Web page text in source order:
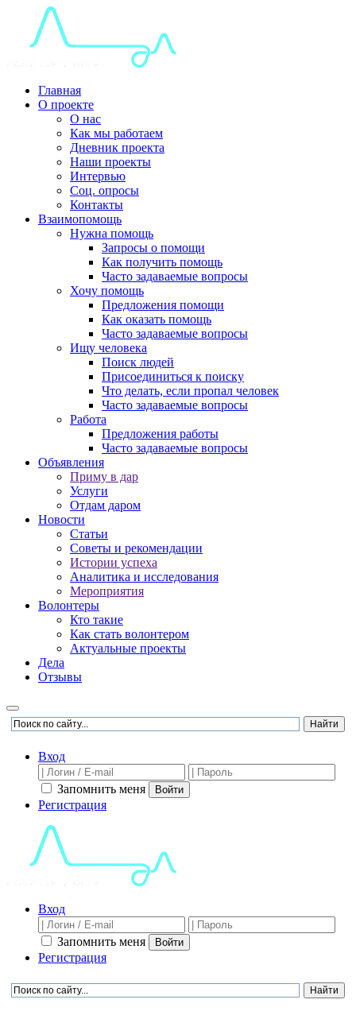
Главная
О проекте
О нас
Как мы работаем
Дневник проекта
Наши проекты
Интервью
Соц. опросы
Контакты
Взаимопомощь
Нужна помощь
Запросы о помощи
Как получить помощь
Часто задаваемые вопросы
Хочу помощь
Предложения помощи
Как оказать помощь
Часто задаваемые вопросы
Ищу человека
Поиск людей
Присоединиться к поиску
Что делать, если пропал человек
Часто задаваемые вопросы
Работа
Предложения работы
Часто задаваемые вопросы
Объявления
Приму в дар
Услуги
Отдам даром
Новости
Статьи
Советы и рекомендации
Истории успеха
Аналитика и исследования
Мероприятия
Волонтеры
Кто такие
Как стать волонтером
Актуальные проекты
Дела
Отзывы
Вход
Запомнить меня Войти
Регистрация
Вход
Запомнить меня Войти
Регистрация